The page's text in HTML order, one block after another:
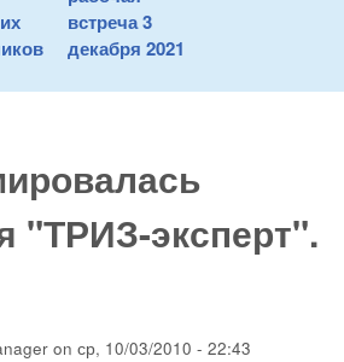
встреча 3
декабря 2021
"ТРИЗ-эксперт".
on ср, 10/03/2010 - 22:43